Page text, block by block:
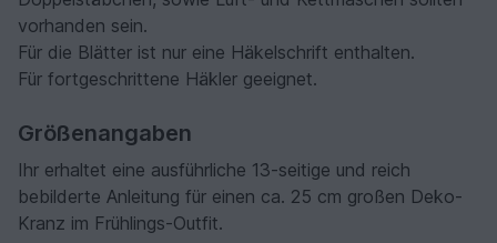
vorhanden sein.
Für die Blätter ist nur eine Häkelschrift enthalten.
Für fortgeschrittene Häkler geeignet.
Größenangaben
Ihr erhaltet eine ausführliche 13-seitige und reich
bebilderte Anleitung für einen ca. 25 cm großen Deko-
Kranz im Frühlings-Outfit.